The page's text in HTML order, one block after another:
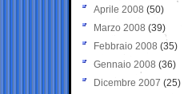
Aprile 2008 (50)
Marzo 2008 (39)
Febbraio 2008 (35)
Gennaio 2008 (36)
Dicembre 2007 (25)